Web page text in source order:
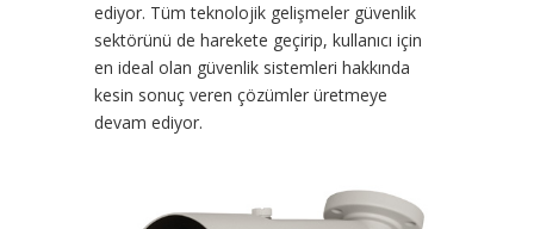
ediyor. Tüm teknolojik gelişmeler güvenlik
sektörünü de harekete geçirip, kullanıcı için
en ideal olan güvenlik sistemleri hakkında
kesin sonuç veren çözümler üretmeye
devam ediyor.